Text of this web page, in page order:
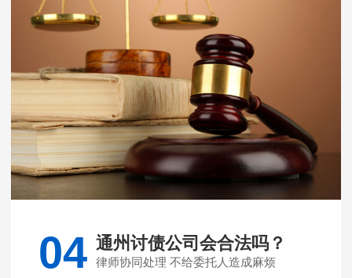
04 通州讨债公司会合法吗？
律师协同处理 不给委托人造成麻烦